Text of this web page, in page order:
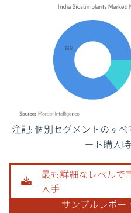
画像 © Mordor Intelligence。再利用